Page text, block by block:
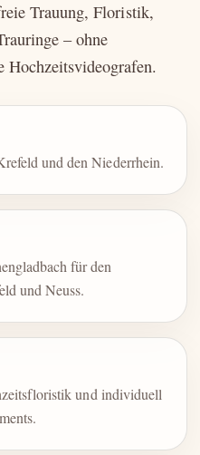
Trauung, Floristik,
– ohne
Hochzeitsvideografen.
und den Niederrhein.
für den
und Neuss.
und individuell